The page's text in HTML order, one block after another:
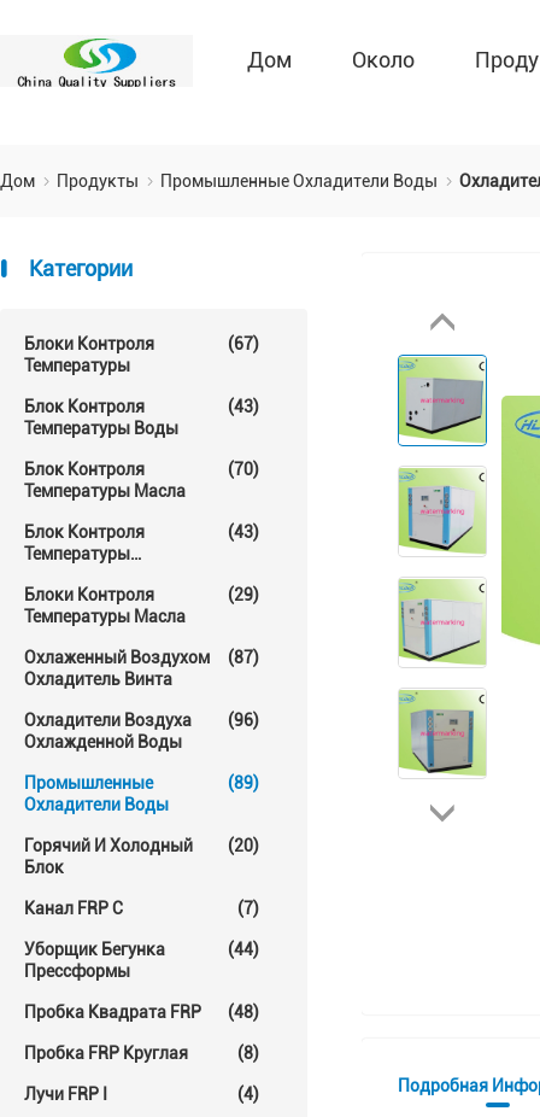
Дом Около
Дом Продукты Промышленные Охладители Воды
Категории
Блоки Контроля
Температуры
(67)
Блок Контроля
Температуры Воды
(43)
Блок Контроля
Температуры Масла
(70)
Блок Контроля
Температуры
(43)
Блоки Контроля
Температуры Масла
(29)
Охлаженный Воздухом
Охладитель Винта
(87)
Охладители Воздуха
Охлажденной Воды
(96)
Промышленные
Охладители Воды
(89)
Горячий И Холодный
Блок
(20)
Канал FRP C (7)
Уборщик Бегунка
Прессформы
(44)
Пробка Квадрата FRP (48)
Пробка FRP Круглая (8)
Лучи FRP I (4) Подробная